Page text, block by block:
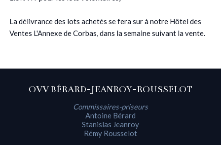
La délivrance des lots achetés se fera sur à notre Hôtel des
Ventes L'Annexe de Corbas, dans la semaine suivant la vente.
OVV BÉRARD-JEANROY-ROUSSELOT
Commissaires-priseurs
Antoine Bérard
Stanislas Jeanroy
Rémy Rousselot